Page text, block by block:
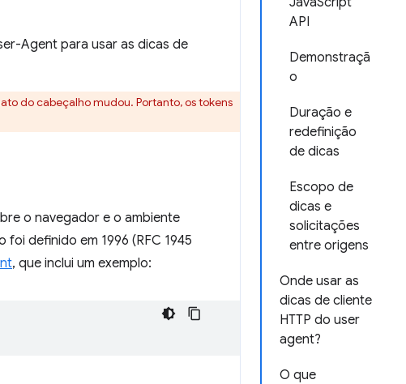
API
Demonstraçã
o
Duração e
redefinição
de dicas
Escopo de
dicas e
solicitações
entre origens
Onde usar as
dicas de cliente
HTTP do user
agent?
O que
Agent para usar as dicas de
do cabeçalho mudou. Portanto, os tokens
o navegador e o ambiente
definido em 1996 (RFC 1945
, que inclui um exemplo: